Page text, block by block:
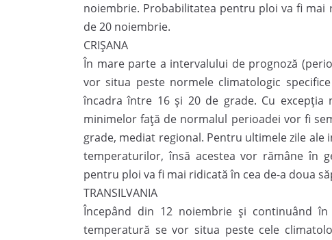
noiembrie. Probabilitatea pentru ploi va fi
de 20 noiembrie.
CRIŞANA
În mare parte a intervalului de prognoză
vor situa peste normele climatologic
încadra între 16 și 20 de grade. Cu
minimelor față de normalul perioadei vor fi
grade, mediat regional. Pentru ultimele zile
temperaturilor, însă acestea vor rămâne în
pentru ploi va fi mai ridicată în cea de-a doua
TRANSILVANIA
Începând din 12 noiembrie și continuând
temperatură se vor situa peste cele